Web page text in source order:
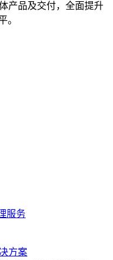
产品及交付，全面提升
。
服务
方案